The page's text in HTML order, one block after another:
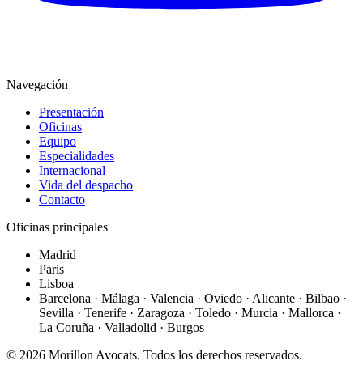
Navegación
Presentación
Oficinas
Equipo
Especialidades
Internacional
Vida del despacho
Contacto
Oficinas principales
Madrid
Paris
Lisboa
Barcelona · Málaga · Valencia · Oviedo · Alicante · Bilbao ·
Sevilla · Tenerife · Zaragoza · Toledo · Murcia · Mallorca ·
La Coruña · Valladolid · Burgos
© 2026 Morillon Avocats. Todos los derechos reservados.